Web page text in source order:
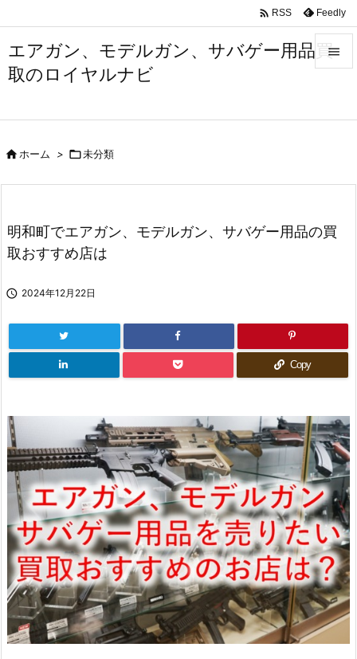
エアガン、モデルガン、サバゲー用品買
取のロイヤルナビ


前へ
次へ
 RSS Feedly
ホーム > 未分類
明和町でエアガン、モデルガン、サバゲー用品の買
取おすすめ店は
 2024年12月22日
Copy